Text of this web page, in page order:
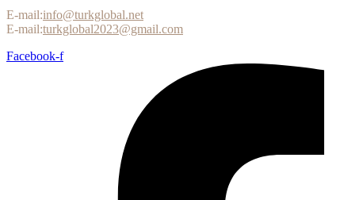
E-mail:info@turkglobal.net
E-mail:turkglobal2023@gmail.com
Facebook-f